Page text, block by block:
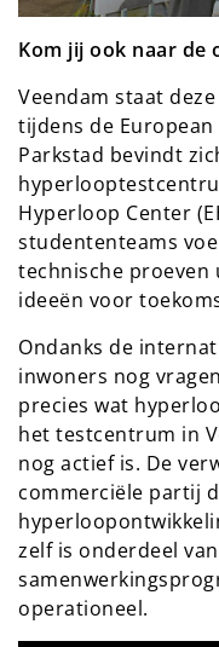
Kom jij ook naar de
Veendam staat
tijdens de European
Parkstad bevindt
Hyperloop Center
studententeams
technische proeven
ideeën voor
Ondanks de
inwoners nog
precies wat
het testcentrum in
nog actief is. De
commerciële partij
zelf is onderdeel
operationeel.